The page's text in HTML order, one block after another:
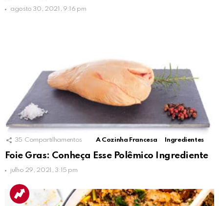
agosto 30, 2021, 9:16 pm
35 Compartilhamentos A Cozinha Francesa Ingredientes
Foie Gras: Conheça Esse Polêmico Ingrediente
julho 29, 2021, 3:15 pm